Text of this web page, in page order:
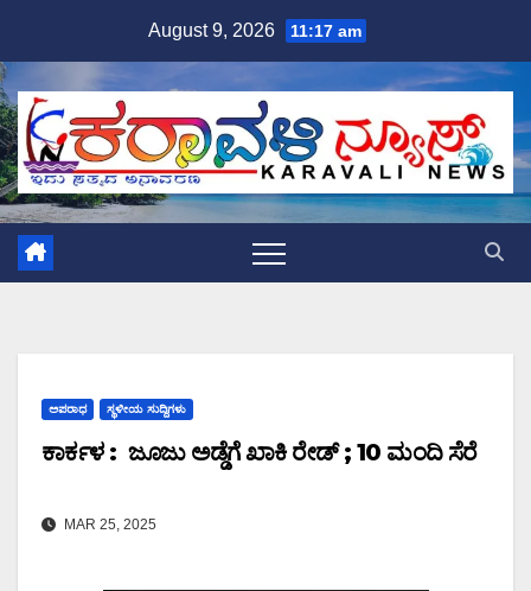
content
August 9, 2026 11:17 am
ಅಪರಾಧ ಸ್ಥಳೀಯ ಸುದ್ದಿಗಳು
ಕಾರ್ಕಳ : ಜೂಜು ಅಡ್ಡೆಗೆ ಖಾಕಿ ರೇಡ್ ; 10 ಮಂದಿ ಸೆರೆ
MAR 25, 2025